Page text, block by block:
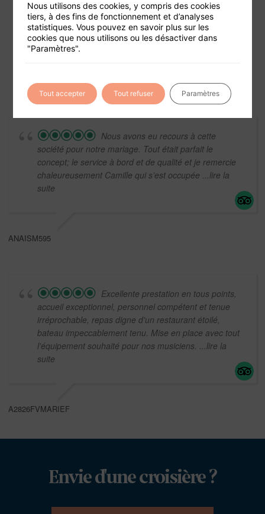
Foire aux questions
Conditions générales de vente
Nous avons eu recours à cette
société pour notre mariage. Tout était parfait le
concept; le service à bord et de qualité et je remercie
chaleureusement Camille qui s’est occupée ...lire la
suite
ANAISM595
Excellente prestation en tous points,
accueil exceptionnel, personnel compétent et tenue
irréprochable, repas digne d'un restaurant étoilé,
bateau impeccablement tenu. Mise en place avec tout
l'équipement souhaité pour nos musiciens. ...lire la
suite
A2826FVMARIEF
Envie d'une croisière ?
Nous utilisons des cookies, y compris des cookies
tiers, à des fins de fonctionnement et d’analyses
statistiques. Vous pouvez en savoir plus sur les
cookies que nous utilisons ou les désactiver dans
"Paramètres".
Tout accepter Tout refuser Paramètres